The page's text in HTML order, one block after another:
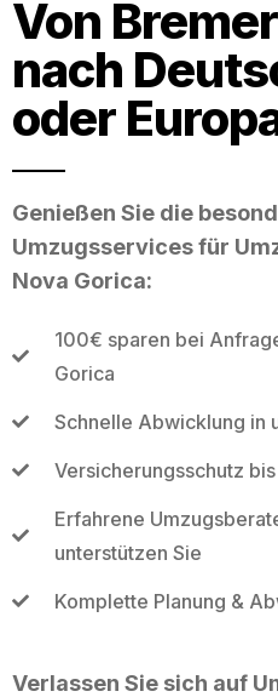
Von
nach
oder
Genießen Sie die
Umzugsservices für
Nova Gorica:
100€ sparen bei
Gorica
Schnelle Abwicklung in
Versicherungsschutz
Erfahrene
unterstützen Sie
Komplette Planung &
Verlassen Sie sich auf